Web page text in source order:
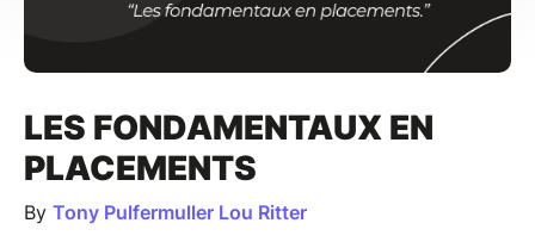
LES FONDAMENTAUX EN
PLACEMENTS
By Tony Pulfermuller Lou Ritter